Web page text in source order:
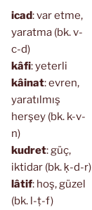
icad: var etme,
yaratma (bk. v-
c-d)
kâfi: yeterli
kâinat: evren,
yaratılmış
herşey (bk. k-v-
n)
kudret: güç,
iktidar (bk. ḳ-d-r)
lâtif: hoş, güzel
(bk. l-ṭ-f)